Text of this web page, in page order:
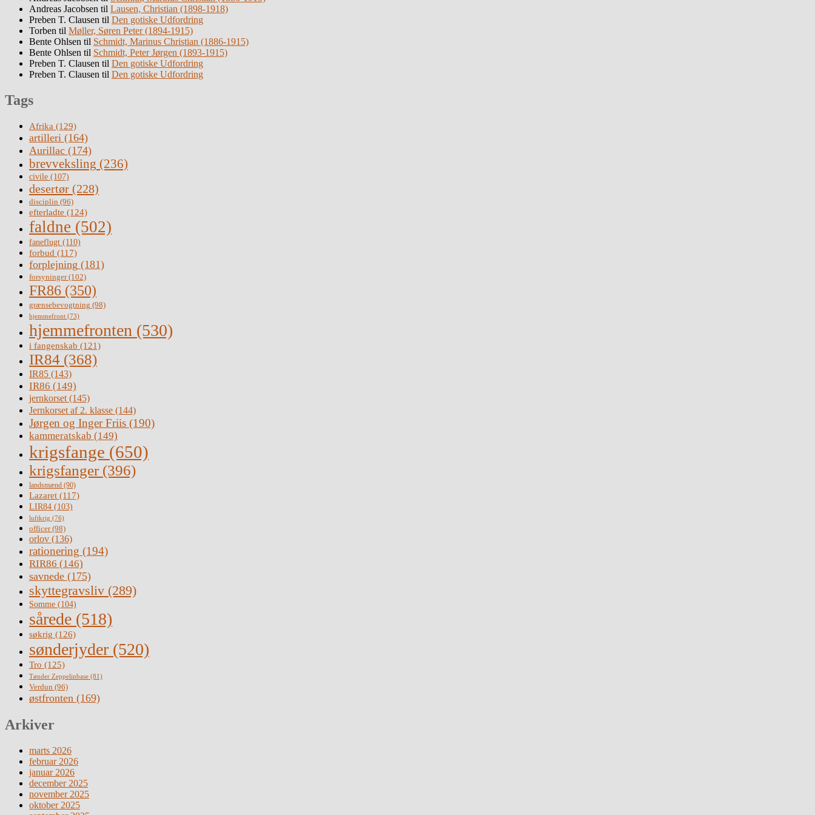
Andreas Jacobsen til Lausen, Christian (1898-1918)
Preben T. Clausen til Den gotiske Udfordring
Torben til Møller, Søren Peter (1894-1915)
Bente Ohlsen til Schmidt, Marinus Christian (1886-1915)
Bente Ohlsen til Schmidt, Peter Jørgen (1893-1915)
Preben T. Clausen til Den gotiske Udfordring
Preben T. Clausen til Den gotiske Udfordring
Tags
Afrika (129)
artilleri (164)
Aurillac (174)
brevveksling (236)
civile (107)
desertør (228)
disciplin (96)
efterladte (124)
faldne (502)
faneflugt (110)
forbud (117)
forplejning (181)
forsyninger(102)
FR86 (350)
grænsebevogtning (98)
hjemmefront (73)
hjemmefronten (530)
i fangenskab (121)
IR84 (368)
IR85 (143)
IR86 (149)
jernkorset(145)
Jernkorset af 2. klasse (144)
Jørgen og Inger Friis (190)
kammeratskab (149)
krigsfange (650)
krigsfanger (396)
landsmænd (90)
Lazaret (117)
LIR84 (103)
luftkrig (76)
officer(98)
orlov (136)
rationering (194)
RIR86 (146)
savnede (175)
skyttegravsliv (289)
Somme (104)
sårede (518)
søkrig (126)
sønderjyder (520)
Tro (125)
Tønder Zeppelinbase (81)
Verdun (96)
østfronten (169)
Arkiver
marts 2026
februar 2026
januar 2026
december 2025
november 2025
oktober 2025